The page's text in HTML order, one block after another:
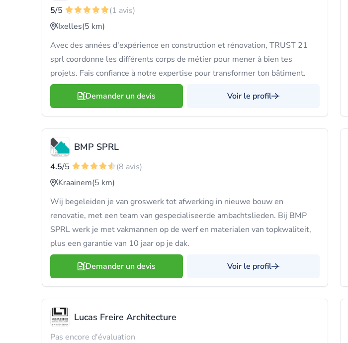
5/5
(1 avis)
Ixelles(5 km)
Avec des années d'expérience en construction et rénovation, TRUST 21
sprl coordonne les différents corps de métier pour mener à bien tes
projets. Fais confiance à notre expertise pour transformer ton bâtiment.
Demander un devis Voir le profil
BMP SPRL
4.5/5
(8 avis)
Kraainem(5 km)
Wij begeleiden je van groswerk tot afwerking in nieuwe bouw en
renovatie, met een team van gespecialiseerde ambachtslieden. Bij BMP
SPRL werk je met vakmannen op de werf en materialen van topkwaliteit,
plus een garantie van 10 jaar op je dak.
Demander un devis Voir le profil
Lucas Freire Architecture
Pas encore d'évaluation